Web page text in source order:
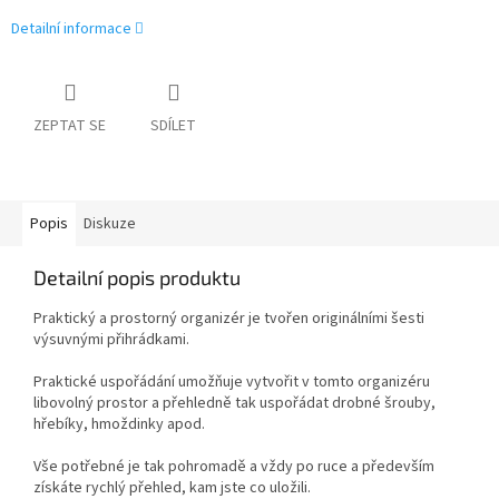
Detailní informace
ZEPTAT SE SDÍLET
Popis Diskuze
Detailní popis produktu
Praktický a prostorný organizér je tvořen originálními šesti
výsuvnými přihrádkami.
Praktické uspořádání umožňuje vytvořit v tomto organizéru
libovolný prostor a přehledně tak uspořádat drobné šrouby,
hřebíky, hmoždinky apod.
Vše potřebné je tak pohromadě a vždy po ruce a především
získáte rychlý přehled, kam jste co uložili.